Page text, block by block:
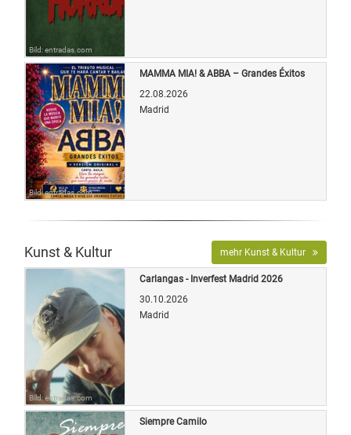
Bild: entradas.com
Bild: entradas.com
MAMMA MIA! & ABBA – Grandes Éxitos
22.08.2026
Madrid
Kunst & Kultur mehr Kunst & Kultur
Bild: entradas.com
Carlangas - Inverfest Madrid 2026
30.10.2026
Madrid
Siempre Camilo